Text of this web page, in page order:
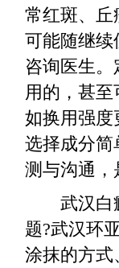
常红斑、丘
可能随继续
咨询医生
用的，甚
如换用强度
选择成分简
测与沟通，
武汉白癜
题?武汉环
涂抹的方式